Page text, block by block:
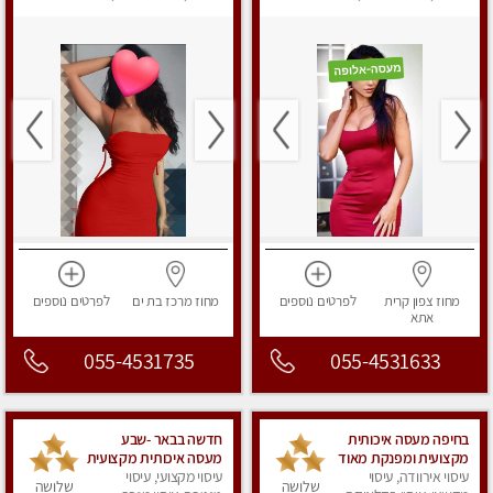
מחוז צפוןקרית
אתא
לפרטים נוספים
055-4531633
מחוז מרכז בת ים לפרטים נוספים
055-4531735
בחיפה מעסה איכותית
מקצועית ומפנקת מאוד
עיסוי אירוודה, עיסוי
שלושה
חדשה בבאר -שבע
מעסה איכותית מקצועית
ומפנקת
עיסוי מקצועי, עיסוי
שלושה